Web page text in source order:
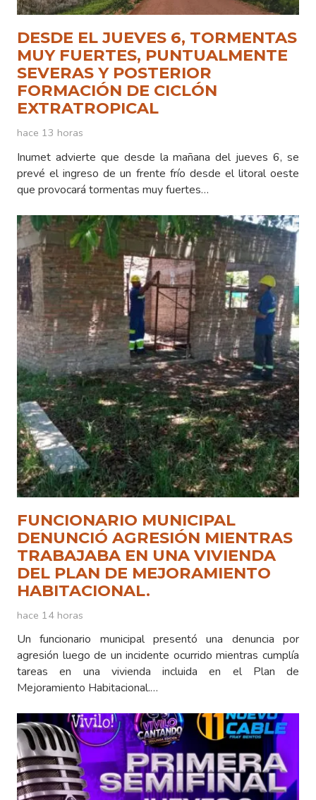
DESDE EL JUEVES 6, TORMENTAS
MUY FUERTES, PUNTUALMENTE
SEVERAS Y POSTERIOR
FORMACIÓN DE CICLÓN
EXTRATROPICAL
hace 13 horas
Inumet advierte que desde la mañana del jueves 6, se
prevé el ingreso de un frente frío desde el litoral oeste
que provocará tormentas muy fuertes…
FUNCIONARIO MUNICIPAL
DENUNCIÓ AGRESIÓN MIENTRAS
TRABAJABA EN UNA VIVIENDA
DEL PLAN DE MEJORAMIENTO
HABITACIONAL.
hace 14 horas
Un funcionario municipal presentó una denuncia por
agresión luego de un incidente ocurrido mientras cumplía
tareas en una vivienda incluida en el Plan de
Mejoramiento Habitacional.…